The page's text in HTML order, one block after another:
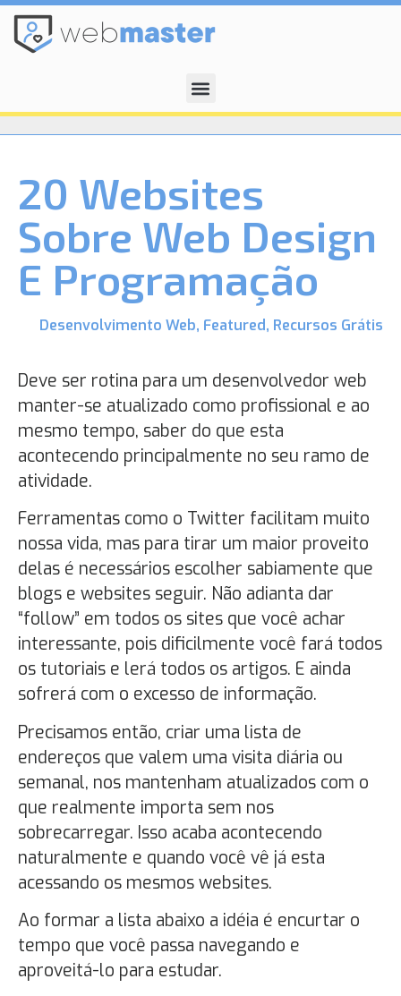
20 Websites
Sobre Web Design
E Programação
Desenvolvimento Web, Featured, Recursos Grátis
Deve ser rotina para um desenvolvedor web
manter-se atualizado como profissional e ao
mesmo tempo, saber do que esta
acontecendo principalmente no seu ramo de
atividade.
Ferramentas como o Twitter facilitam muito
nossa vida, mas para tirar um maior proveito
delas é necessários escolher sabiamente que
blogs e websites seguir. Não adianta dar
“follow” em todos os sites que você achar
interessante, pois dificilmente você fará todos
os tutoriais e lerá todos os artigos. E ainda
sofrerá com o excesso de informação.
Precisamos então, criar uma lista de
endereços que valem uma visita diária ou
semanal, nos mantenham atualizados com o
que realmente importa sem nos
sobrecarregar. Isso acaba acontecendo
naturalmente e quando você vê já esta
acessando os mesmos websites.
Ao formar a lista abaixo a idéia é encurtar o
tempo que você passa navegando e
aproveitá-lo para estudar.